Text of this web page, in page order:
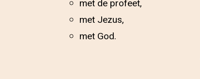
met de profeet,
met Jezus,
met God.